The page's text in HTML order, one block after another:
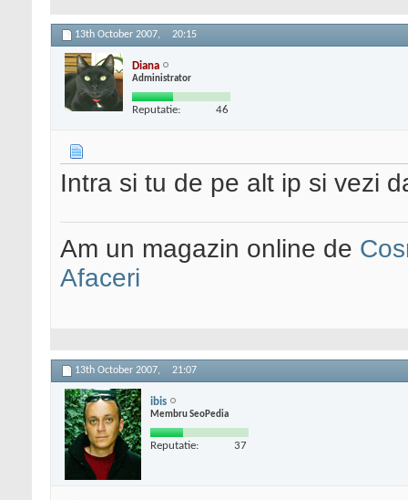
13th October 2007, 20:15
Diana
Administrator
Reputatie: 46
Intra si tu de pe alt ip si vezi
Am un magazin online de
Afaceri
13th October 2007, 21:07
ibis
Membru SeoPedia
Reputatie: 37